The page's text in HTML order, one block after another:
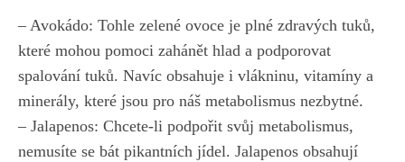
– Avokádo:⁢ Tohle ‌zelené⁢ ovoce​ je plné zdravých tuků,
které mohou pomoci zahánět hlad a podporovat
spalování tuků.‍ Navíc obsahuje ⁢i⁢ vlákninu, ​vitamíny a
minerály, které‌ jsou pro náš ‍metabolismus⁤ nezbytné.
– Jalapenos: Chcete-li podpořit svůj metabolismus,
nemusíte se bát pikantních jídel. ‍Jalapenos ‌obsahují